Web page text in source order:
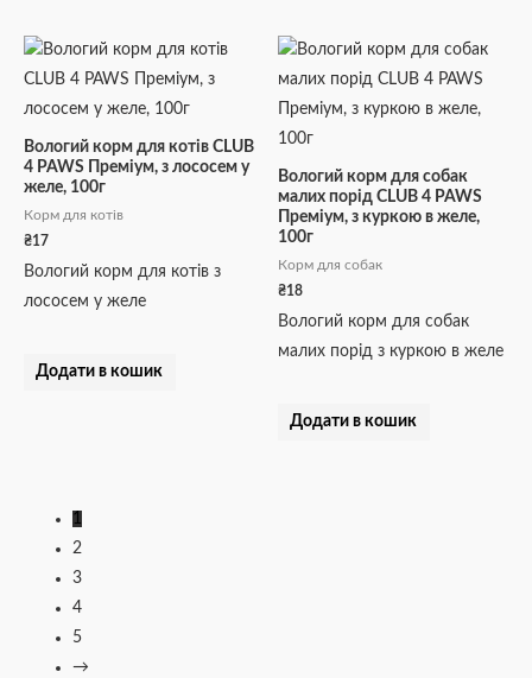
Вологий корм для котів CLUB
4 PAWS Преміум, з лососем у
желе, 100г
Корм для котів
₴17
Вологий корм для котів з
лососем у желе
Додати в кошик
Вологий корм для собак
малих порід CLUB 4 PAWS
Преміум, з куркою в желе,
100г
Корм для собак
₴18
Вологий корм для собак
малих порід з куркою в желе
Додати в кошик
1
2
3
4
5
→